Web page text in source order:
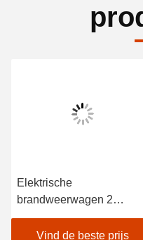
Elektrische
brandweerwagen 2
zitplaatsen CE
goedgekeurd met
Vind de beste prijs